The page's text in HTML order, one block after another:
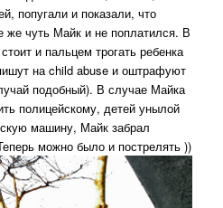
попугали и показали, что
же чуть Майк и не поплатился. В
и пальцем трогать ребенка
на child abuse и оштрафуют
подобный). В случае Майка
полицейскому, детей унылой
машину, Майк забрал
можно было и пострелять ))